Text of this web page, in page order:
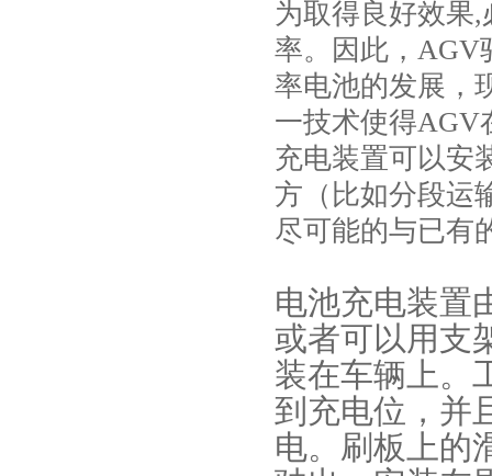
为取得良好效果
率。因此，AGV
率电池的发展，
一技术使得AGV
充电装置可以安
方（比如分段运
尽可能的与已有
电池充电装置
或者可以用支
装在车辆上。
到充电位，并
电。刷板上的